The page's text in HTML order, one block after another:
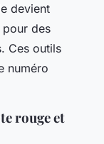
devient
des
Ces outils
numéro
rouge et